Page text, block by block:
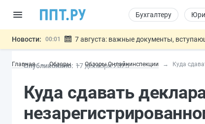
Бухгалтеру
Новости: 00:01 7 августа: важные документы,
06.08 Подписан указ об отмене спецрежима
06.08
Важно Обеспечительный платёж СПОТ
Главная Обзоры Обзоры Онлайнинспекции Куда
Опубликовано: 17 декабря2025
Куда сдавать